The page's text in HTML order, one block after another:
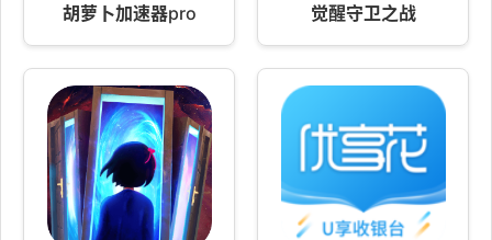
胡萝卜加速器pro 觉醒守卫之战